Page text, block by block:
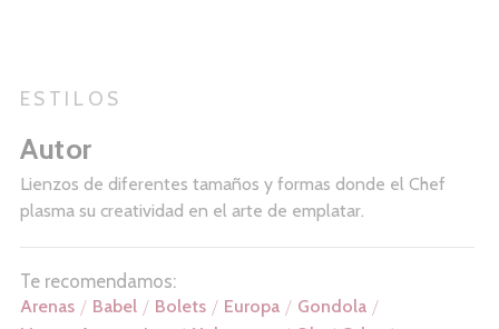
ESTILOS
Autor
Lienzos de diferentes tamaños y formas donde el Chef
plasma su creatividad en el arte de emplatar.
Te recomendamos:
Arenas Babel Bolets Europa
Gondola